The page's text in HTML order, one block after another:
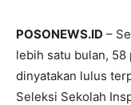
POSONEWS.ID –
lebih satu bulan,
dinyatakan lulus
Seleksi Sekolah